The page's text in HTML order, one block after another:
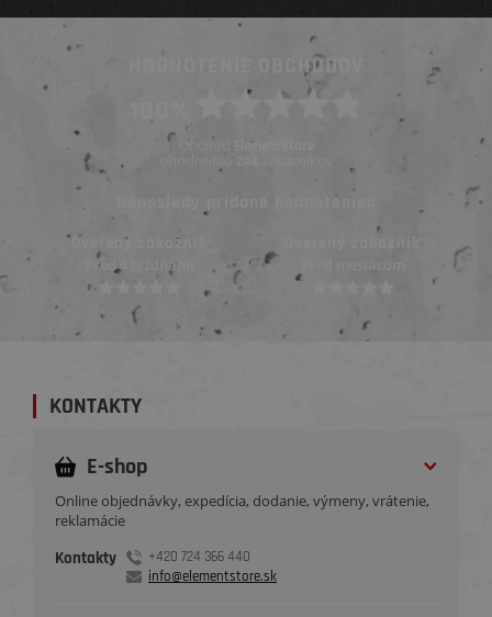
HODNOTENIE OBCHODOV
Obchod ElementStore
ohodnotilo
Naposledy pridané hodnotenie::
Overený zákazník
Pred 4 týždňami
KONTAKTY
E-shop
Online objednávky, expedícia, dodanie, výmeny, vrátenie,
reklamácie
Kontakty
+420 724 366 440
info@elementstore.sk